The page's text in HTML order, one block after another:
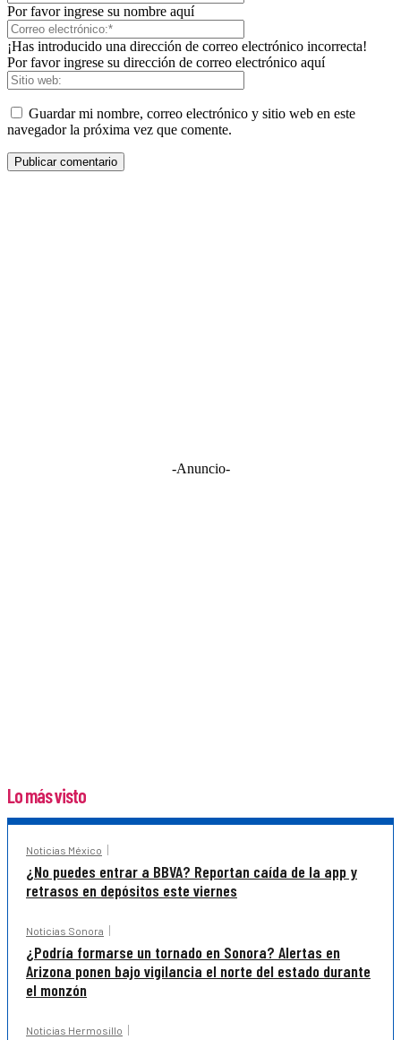
Por favor ingrese su nombre aquí
¡Has introducido una dirección de correo electrónico incorrecta!
Por favor ingrese su dirección de correo electrónico aquí
Guardar mi nombre, correo electrónico y sitio web en este
navegador la próxima vez que comente.
-Anuncio-
Lo más visto
Noticias México
¿No puedes entrar a BBVA? Reportan caída de la app y
retrasos en depósitos este viernes
Noticias Sonora
¿Podría formarse un tornado en Sonora? Alertas en
Arizona ponen bajo vigilancia el norte del estado durante
el monzón
Noticias Hermosillo